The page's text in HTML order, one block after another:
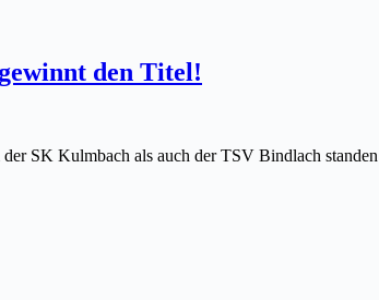
den Titel!
SK Kulmbach als auch der TSV Bindlach